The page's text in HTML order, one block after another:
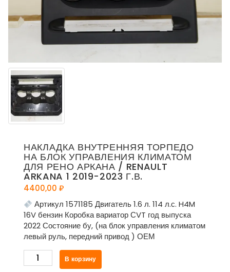
НАКЛАДКА ВНУТРЕННЯЯ ТОРПЕДО
НА БЛОК УПРАВЛЕНИЯ КЛИМАТОМ
ДЛЯ РЕНО АРКАНА / RENAULT
ARKANA 1 2019-2023 Г.В.
4400,00 ₽
Артикул 1571185 Двигатель 1.6 л. 114 л.с. H4M
16V бензин Коробка вариатор СVT год выпуска
2022 Состояние бу, (на блок управления климатом
левый руль, передний привод ) ОЕМ
Количество
товара
В корзину